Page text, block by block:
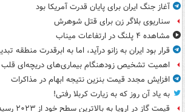
آغاز جنگ ایران برای پایان قدرت آمریکا بود
سناریوی بلاگر زن برای قتل شوهرش
مشاهده ۴ پلنگ در ارتفاعات میناب
قرار بود ایران به زانو درآید، اما به ابرقدرت منطقه
اهمیت تشخیص زودهنگام بیماری‌های دریچه‌ای قلب
افزایش مجدد قیمت بنزین نتیجه ابهام در مذاکرات
به یاد آن روز که به زیارت کربلا رفتی!
قیمت گاز در اروپا به بالاترین سطح خود از ۲۰۲۳ رسید